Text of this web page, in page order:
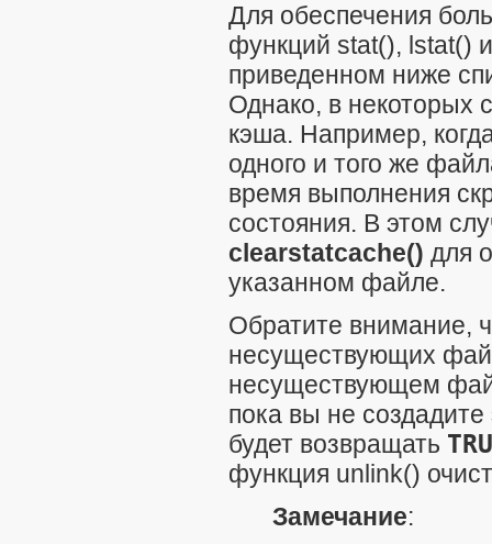
Для обеспечения
функций stat(), lstat()
приведенном ниже
Однако, в некоторых
кэша. Например,
одного и того же
время выполнения
состояния. В этом
clearstatcache() для
указанном файле.
Обратите внимание,
несуществующих
несуществующем
пока вы не
будет возвращать
функция unlink()
Замечание: